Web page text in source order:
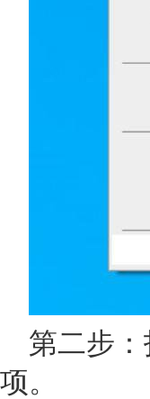
第二步
项。